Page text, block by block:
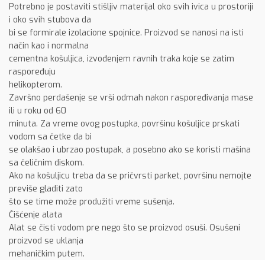
Potrebno je postaviti stišljiv materijal oko svih ivica u prostoriji
i oko svih stubova da
bi se formirale izolacione spojnice. Proizvod se nanosi na isti
način kao i normalna
cementna košuljica, izvođenjem ravnih traka koje se zatim
raspoređuju
helikopterom.
Završno perdašenje se vrši odmah nakon raspoređivanja mase
ili u roku od 60
minuta. Za vreme ovog postupka, površinu košuljice prskati
vodom sa četke da bi
se olakšao i ubrzao postupak, a posebno ako se koristi mašina
sa čeličnim diskom.
Ako na košuljicu treba da se pričvrsti parket, površinu nemojte
previše gladiti zato
što se time može produžiti vreme sušenja.
Čišćenje alata
Alat se čisti vodom pre nego što se proizvod osuši. Osušeni
proizvod se uklanja
mehaničkim putem.